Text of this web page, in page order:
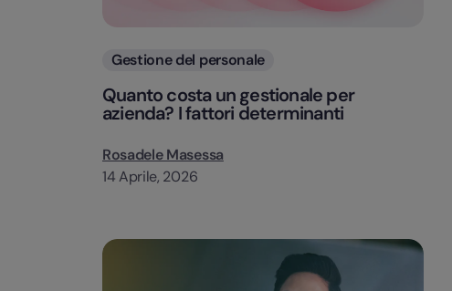
Categorie
Gestione del personale
Quanto costa un gestionale per
azienda? I fattori determinanti
Rosadele Masessa
14 Aprile, 2026